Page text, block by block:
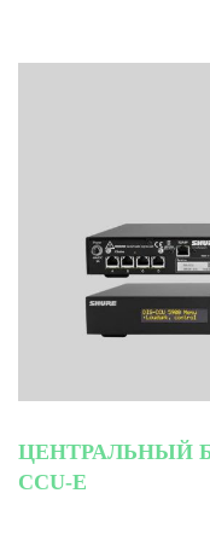
ЦЕНТРАЛЬНЫЙ
CCU-E